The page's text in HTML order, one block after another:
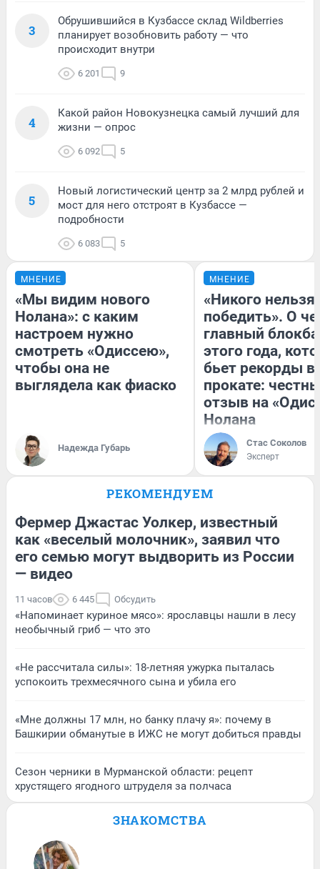
3
Обрушившийся в Кузбассе склад Wildberries
планирует возобновить работу — что
происходит внутри
6 201 9
4
Какой район Новокузнецка самый лучший для
жизни — опрос
6 092 5
5
Новый логистический центр за 2 млрд рублей и
мост для него отстроят в Кузбассе —
подробности
6 083 5
МНЕНИЕ
«Мы видим нового
Нолана»: с каким
настроем нужно
смотреть «Одиссею»,
чтобы она не
выглядела как фиаско
Надежда Губарь
МНЕНИЕ
«Никого нельзя
победить». О
главный
этого года,
бьет рекорды в
прокате:
отзыв на
Нолана
Стас Соколов
Эксперт
РЕКОМЕНДУЕМ
Фермер Джастас Уолкер, известный
как «веселый молочник», заявил что
его семью могут выдворить из России
— видео
11 часов 6 445 Обсудить
«Напоминает куриное мясо»: ярославцы нашли в лесу
необычный гриб — что это
«Не рассчитала силы»: 18-летняя ужурка пыталась
успокоить трехмесячного сына и убила его
«Мне должны 17 млн, но банку плачу я»: почему в
Башкирии обманутые в ИЖС не могут добиться правды
Сезон черники в Мурманской области: рецепт
хрустящего ягодного штруделя за полчаса
ЗНАКОМСТВА